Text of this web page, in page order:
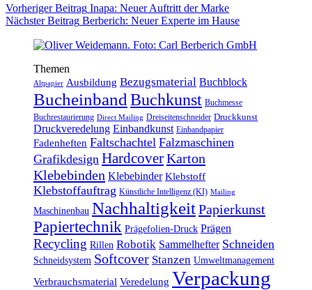
VorherigerBeitrag Inapa: Neuer Auftritt der Marke
NächsterBeitrag Berberich: Neuer Experte im Hause
Themen
Altpapier Ausbildung Bezugsmaterial Buchblock
BucheinbandBuchkunst Buchmesse
Buchrestaurierung Direct Mailing Dreiseitenschneider Druckkunst
Druckveredelung Einbandkunst Einbandpapier
Fadenheften Faltschachtel Falzmaschinen
Grafikdesign HardcoverKarton
Klebebinden Klebebinder Klebstoff
Klebstoffauftrag Künstliche Intelligenz (KI) Mailing
Maschinenbau NachhaltigkeitPapierkunst
Papiertechnik Prägefolien-Druck Prägen
Recycling Rillen Robotik Sammelhefter Schneiden
Schneidsystem Softcover Stanzen Umweltmanagement
Verbrauchsmaterial Veredelung Verpackung